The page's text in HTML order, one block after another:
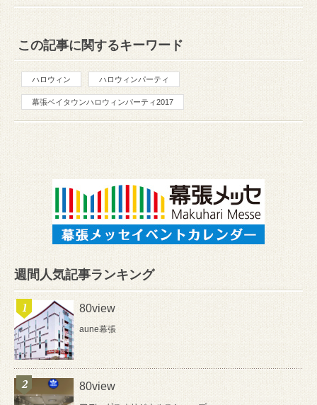
この記事に関するキーワード
ハロウィン ハロウィンパーティ
幕張ベイタウンハロウィンパーティ2017
週間人気記事ランキング
80view
aune幕張
80view